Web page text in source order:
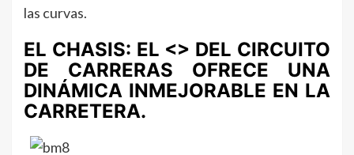
las curvas.
EL CHASIS: EL <> DEL CIRCUITO
DE CARRERAS OFRECE UNA
DINÁMICA INMEJORABLE EN LA
CARRETERA.